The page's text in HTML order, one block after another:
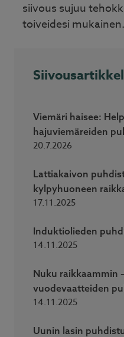
siivous sujuu
toiveidesi mukainen.
Viemäri haisee:
hajuviemäreiden
20.7.2026
Lattiakaivon
kylpyhuoneen
17.11.2025
Induktiolieden
14.11.2025
Nuku raikkaammin
vuodevaatteiden
14.11.2025
Uunin lasin